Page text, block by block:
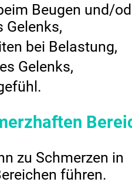
Beugen und/
Gelenks,
bei Belastung,
Gelenks,
zu Schmerzen in
führen.